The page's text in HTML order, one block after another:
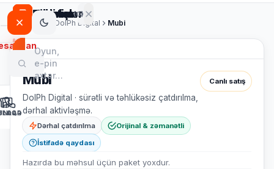
Hesabım
çıx
Bildirişlər
Son Bildirişlər
0
gözləyir
Canlı
bildirişlər
aktiv
Səbətim(0)
Səbətiniz hazır
səbətinizdə
məhsul
var
aktiv
DolPhGame
Oyun,
e-pin
axtar…
Hamısı
Ana səhifə DolPh Digital Mubi
Mubi
DolPh Digital · sürətli və təhlükəsiz çatdırılma,
dərhal aktivləşmə.
Canlı satış
Dərhal çatdırılma
Orijinal & zəmanətli
İstifadə qaydası
Hazırda bu məhsul üçün paket yoxdur.